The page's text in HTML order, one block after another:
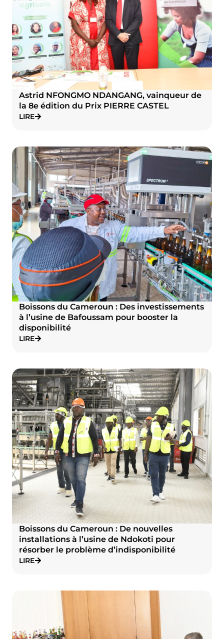
Astrid NFONGMO NDANGANG, vainqueur de
la 8e édition du Prix PIERRE CASTEL
LIRE
Boissons du Cameroun : Des investissements
à l’usine de Bafoussam pour booster la
disponibilité
LIRE
Boissons du Cameroun : De nouvelles
installations à l’usine de Ndokoti pour
résorber le problème d’indisponibilité
LIRE